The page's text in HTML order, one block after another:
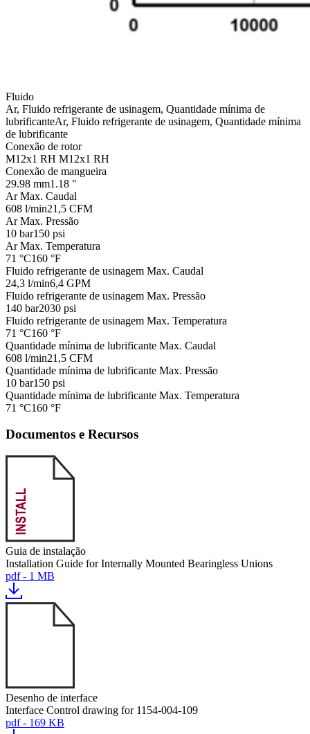
Fluido
Ar, Fluido refrigerante de usinagem, Quantidade mínima de
lubrificanteAr, Fluido refrigerante de usinagem, Quantidade mínima
de lubrificante
Conexão de rotor
M12x1 RH M12x1 RH
Conexão de mangueira
29.98 mm1.18 "
Ar Max. Caudal
608 l/min21,5 CFM
Ar Max. Pressão
10 bar150 psi
Ar Max. Temperatura
71 °C160 °F
Fluido refrigerante de usinagem Max. Caudal
24,3 l/min6,4 GPM
Fluido refrigerante de usinagem Max. Pressão
140 bar2030 psi
Fluido refrigerante de usinagem Max. Temperatura
71 °C160 °F
Quantidade mínima de lubrificante Max. Caudal
608 l/min21,5 CFM
Quantidade mínima de lubrificante Max. Pressão
10 bar150 psi
Quantidade mínima de lubrificante Max. Temperatura
71 °C160 °F
Documentos e Recursos
Guia de instalação
Installation Guide for Internally Mounted Bearingless Unions
pdf - 1 MB
Desenho de interface
Interface Control drawing for 1154-004-109
pdf - 169 KB